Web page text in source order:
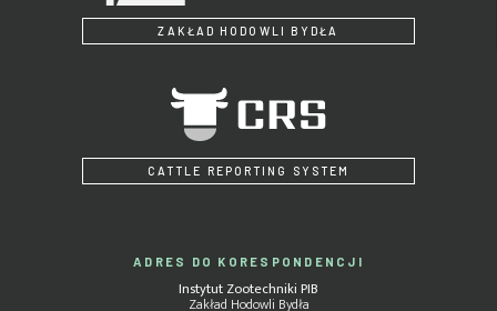
ZAKŁAD HODOWLI BYDŁA
CATTLE REPORTING SYSTEM
ADRES DO KORESPONDENCJI
Instytut Zootechniki PIB
Zakład Hodowli Bydła